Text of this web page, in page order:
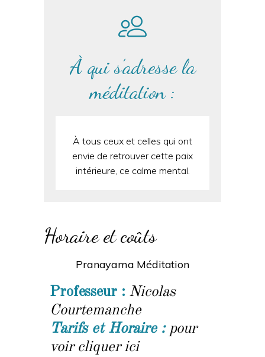
À qui s’adresse la
méditation :
À tous ceux et celles qui ont
envie de retrouver cette paix
intérieure, ce calme mental.
Horaire et coûts
Pranayama Méditation
Professeur : Nicolas
Courtemanche
Tarifs et Horaire : pour
voir cliquer ici